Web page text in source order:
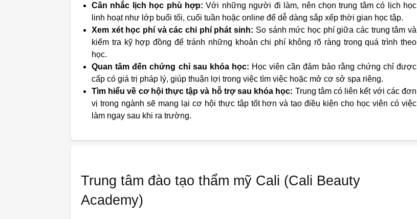
Cân nhắc lịch học phù hợp: Với những người đi làm, nên chọn trung tâm có lịch học
linh hoạt như lớp buổi tối, cuối tuần hoặc online để dễ dàng sắp xếp thời gian học tập.
Xem xét học phí và các chi phí phát sinh: So sánh mức học phí giữa các trung tâm và
kiểm tra kỹ hợp đồng để tránh những khoản chi phí không rõ ràng trong quá trình theo
học.
Quan tâm đến chứng chỉ sau khóa học: Học viên cần đảm bảo rằng chứng chỉ được
cấp có giá trị pháp lý, giúp thuận lợi trong việc tìm việc hoặc mở cơ sở spa riêng.
Tìm hiểu về cơ hội thực tập và hỗ trợ sau khóa học: Trung tâm có liên kết với các đơn
vị trong ngành sẽ mang lại cơ hội thực tập tốt hơn và tạo điều kiện cho học viên có việc
làm ngay sau khi ra trường.
Trung tâm đào tạo thẩm mỹ Cali (Cali Beauty
Academy)